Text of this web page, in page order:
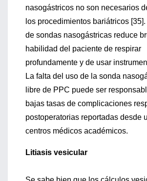
nasogástricos no son necesarios
los procedimientos bariátricos
de sondas nasogástricas reduce
habilidad del paciente de respirar
profundamente y de usar
La falta del uso de la sonda
libre de PPC puede ser
bajas tasas de complicaciones
postoperatorias reportadas desde
centros médicos académicos.
Litiasis vesicular